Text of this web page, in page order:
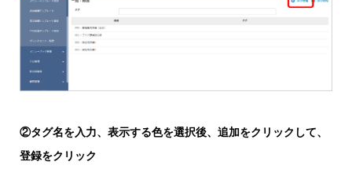
②タグ名を入力、表示する色を選択後、追加をクリックして、
登録をクリック